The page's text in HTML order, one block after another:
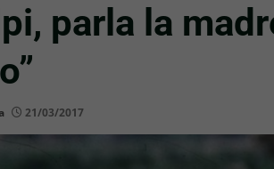
parla la
21/03/2017